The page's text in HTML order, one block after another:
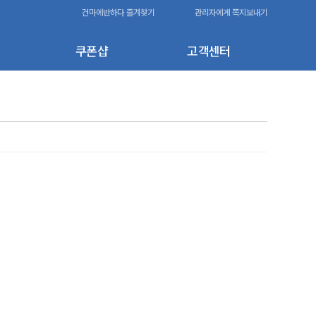
쿠폰샵 고객센터
건마에반하다 즐겨찾기 관리자에게 쪽지보내기